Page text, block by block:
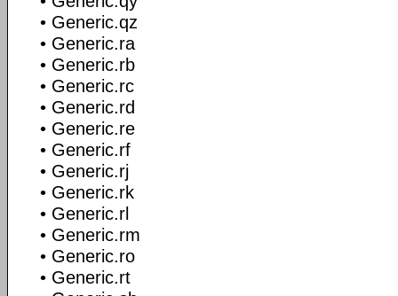
• Generic.qz
• Generic.ra
• Generic.rb
• Generic.rc
• Generic.rd
• Generic.re
• Generic.rf
• Generic.rj
• Generic.rk
• Generic.rl
• Generic.rm
• Generic.ro
• Generic.rt